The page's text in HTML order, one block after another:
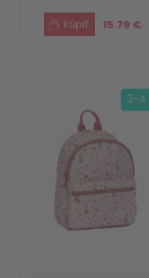
15.79 €
3-4